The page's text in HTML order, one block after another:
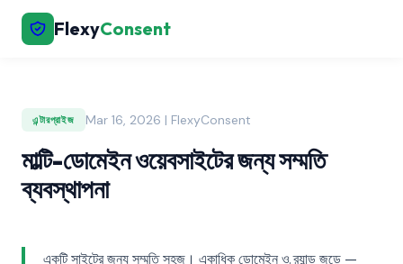
FlexyConsent
এন্টারপ্রাইজ Mar 16, 2026 | FlexyConsent
মাল্টি-ডোমেইন ওয়েবসাইটের জন্য সম্মতি
ব্যবস্থাপনা
একটি সাইটের জন্য সম্মতি সহজ। একাধিক ডোমেইন ও ব্র্যান্ড জুড়ে —